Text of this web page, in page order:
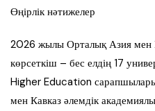
Өңірлік нәтижелер
2026 жылы Орталық Азия мен
көрсеткіш – бес елдің 17
Higher Education
мен Кавказ әлемдік